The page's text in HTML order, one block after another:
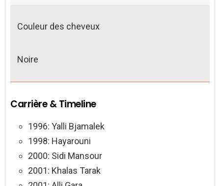
Couleur des cheveux
Noire
Carrière & Timeline
1996: Yalli Bjamalek
1998: Hayarouni
2000: Sidi Mansour
2001: Khalas Tarak